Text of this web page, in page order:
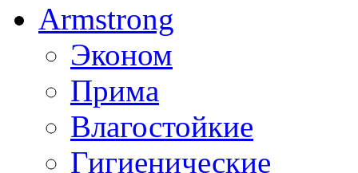
Armstrong
Эконом
Прима
Влагостойкие
Гигиенические